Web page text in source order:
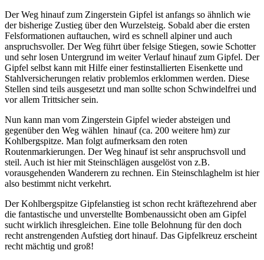
Der Weg hinauf zum Zingerstein Gipfel ist anfangs so ähnlich wie
der bisherige Zustieg über den Wurzelsteig. Sobald aber die ersten
Felsformationen auftauchen, wird es schnell alpiner und auch
anspruchsvoller. Der Weg führt über felsige Stiegen, sowie Schotter
und sehr losen Untergrund im weiter Verlauf hinauf zum Gipfel. Der
Gipfel selbst kann mit Hilfe einer festinstallierten Eisenkette und
Stahlversicherungen relativ problemlos erklommen werden. Diese
Stellen sind teils ausgesetzt und man sollte schon Schwindelfrei und
vor allem Trittsicher sein.
Nun kann man vom Zingerstein Gipfel wieder absteigen und
gegenüber den Weg wählen hinauf (ca. 200 weitere hm) zur
Kohlbergspitze. Man folgt aufmerksam den roten
Routenmarkierungen. Der Weg hinauf ist sehr anspruchsvoll und
steil. Auch ist hier mit Steinschlägen ausgelöst von z.B.
vorausgehenden Wanderern zu rechnen. Ein Steinschlaghelm ist hier
also bestimmt nicht verkehrt.
Der Kohlbergspitze Gipfelanstieg ist schon recht kräftezehrend aber
die fantastische und unverstellte Bombenaussicht oben am Gipfel
sucht wirklich ihresgleichen. Eine tolle Belohnung für den doch
recht anstrengenden Aufstieg dort hinauf. Das Gipfelkreuz erscheint
recht mächtig und groß!